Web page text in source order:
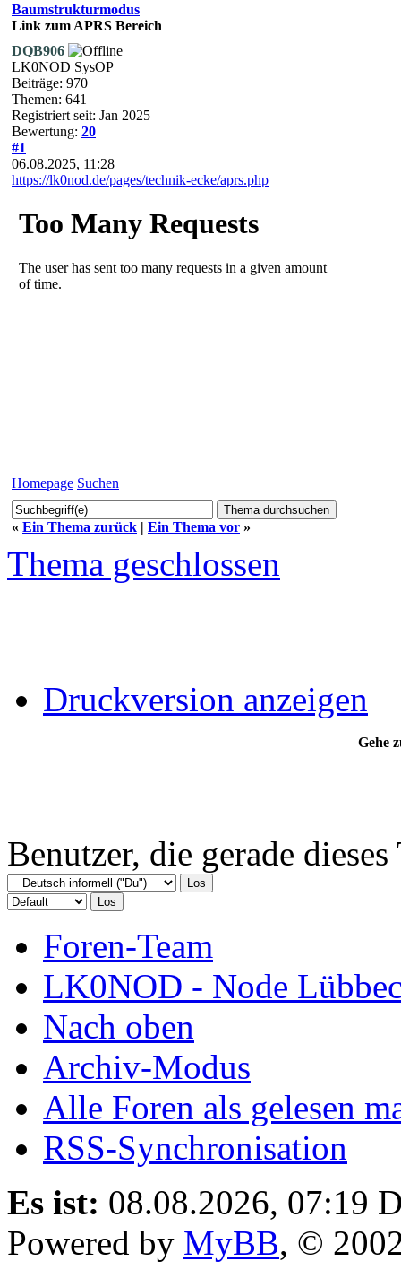
Baumstrukturmodus
Link zum APRS Bereich
DQB906
LK0NOD SysOP
Beiträge: 970
Themen: 641
Registriert seit: Jan 2025
Bewertung: 20
#1
06.08.2025, 11:28
https://lk0nod.de/pages/technik-ecke/aprs.php
Homepage Suchen
« Ein Thema zurück | Ein Thema vor »
Thema geschlossen
Druckversion anzeigen
Gehe
Benutzer, die gerade
Foren-Team
LK0NOD - Node
Nach oben
Archiv-Modus
Alle Foren als gelesen
RSS-Synchronisation
Es ist: 08.08.2026, 07:19
Powered by MyBB, ©